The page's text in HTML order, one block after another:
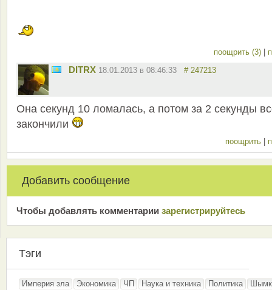
поощрить (3)
DITRX 18.01.2013 в 08:46:33 # 247213
Она секунд 10 ломалась, а потом за 2 секунды
закончили
поощрить
Добавить сообщение
Чтобы добавлять комментарии зарeгиcтрирyйтeсь
Тэги
Империя зла Экономика ЧП Наука и техника Политика